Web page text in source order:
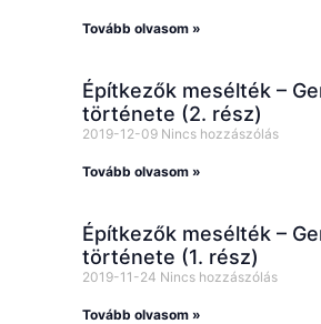
Tovább olvasom »
Építkezők mesélték –
története (2. rész)
2019-12-09 Nincs hozzászólás
Tovább olvasom »
Építkezők mesélték –
története (1. rész)
2019-11-24 Nincs hozzászólás
Tovább olvasom »